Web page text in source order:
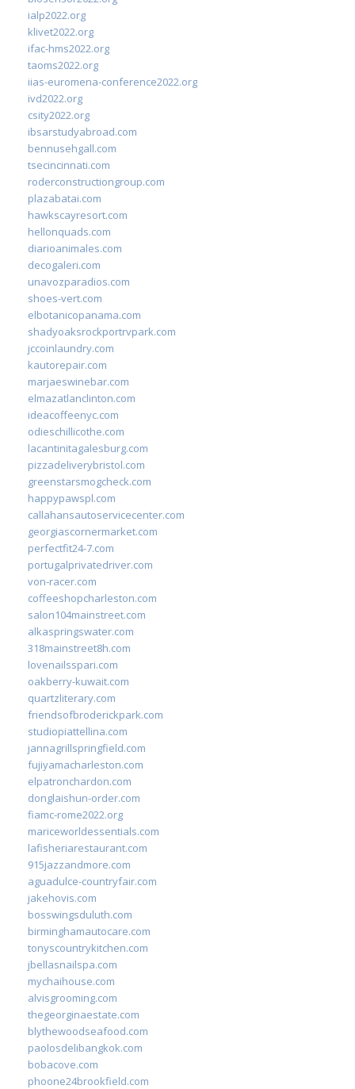
ialp2022.org
klivet2022.org
ifac-hms2022.org
taoms2022.org
iias-euromena-conference2022.org
ivd2022.org
csity2022.org
ibsarstudyabroad.com
bennusehgall.com
tsecincinnati.com
roderconstructiongroup.com
plazabatai.com
hawkscayresort.com
hellonquads.com
diarioanimales.com
decogaleri.com
unavozparadios.com
shoes-vert.com
elbotanicopanama.com
shadyoaksrockportrvpark.com
jccoinlaundry.com
kautorepair.com
marjaeswinebar.com
elmazatlanclinton.com
ideacoffeenyc.com
odieschillicothe.com
lacantinitagalesburg.com
pizzadeliverybristol.com
greenstarsmogcheck.com
happypawspl.com
callahansautoservicecenter.com
georgiascornermarket.com
perfectfit24-7.com
portugalprivatedriver.com
von-racer.com
coffeeshopcharleston.com
salon104mainstreet.com
alkaspringswater.com
318mainstreet8h.com
lovenailsspari.com
oakberry-kuwait.com
quartzliterary.com
friendsofbroderickpark.com
studiopiattellina.com
jannagrillspringfield.com
fujiyamacharleston.com
elpatronchardon.com
donglaishun-order.com
fiamc-rome2022.org
mariceworldessentials.com
lafisheriarestaurant.com
915jazzandmore.com
aguadulce-countryfair.com
jakehovis.com
bosswingsduluth.com
birminghamautocare.com
tonyscountrykitchen.com
jbellasnailspa.com
mychaihouse.com
alvisgrooming.com
thegeorginaestate.com
blythewoodseafood.com
paolosdelibangkok.com
bobacove.com
phoone24brookfield.com